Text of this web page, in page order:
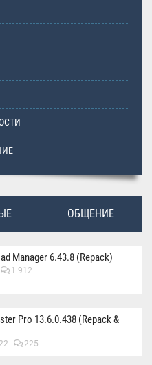
ОБЩЕНИЕ
Manager 6.43.8 (Repack)
1 912
Pro 13.6.0.438 (Repack &
225